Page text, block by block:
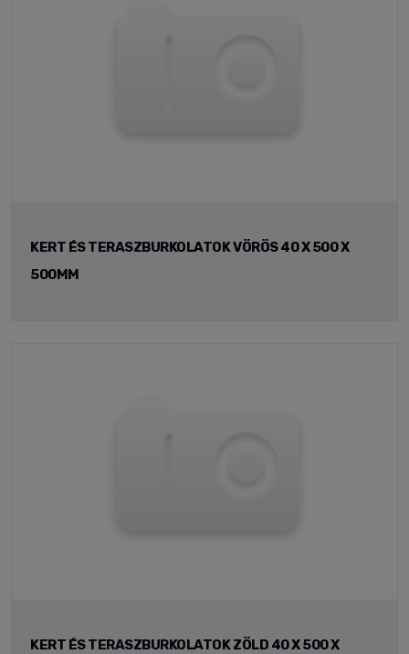
KERT ÉS TERASZBURKOLATOK VÖRÖS 40 X 500 X
500MM
KERT ÉS TERASZBURKOLATOK ZÖLD 40 X 500 X